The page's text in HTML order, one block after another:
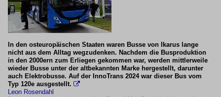
Reihe 4734
Schweiz
Triebwagen
Be 2/4 (Centovallibahn / FART)
In den osteuropäischen Staaten waren Busse von Ikarus lange
nicht aus dem Alltag wegzudenken. Nachdem die Busproduktion
in den 2000ern zum Erliegen gekommen war, werden mittlerweile
wieder Busse unter der altbekannten Marke hergestellt, darunter
auch Elektrobusse. Auf der InnoTrans 2024 war dieser Bus vom
Typ 120e ausgestellt. 
Leon Rosendahl